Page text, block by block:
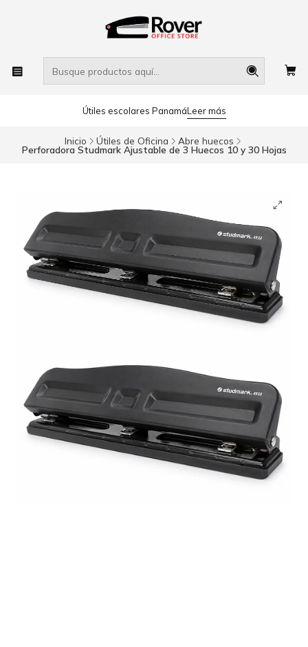
Útiles escolares PanamáLeer más
Inicio Útiles de Oficina Abre huecos
Perforadora Studmark Ajustable de 3 Huecos 10 y 30 Hojas